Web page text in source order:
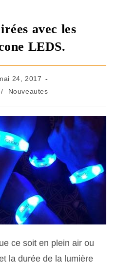
avec les
LEDS.
24, 2017
/ Nouveautes
ce soit en plein air ou
la durée de la lumière